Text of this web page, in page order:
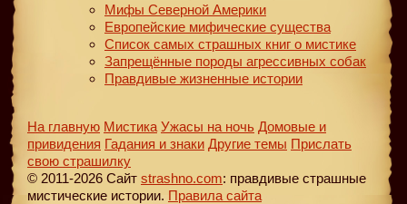
Мифы Северной Америки
Европейские мифические существа
Список самых страшных книг о мистике
Запрещённые породы агрессивных собак
Правдивые жизненные истории
На главную Мистика Ужасы на ночь Домовые и
привидения Гадания и знаки Другие темы Прислать
свою страшилку
© 2011-2026 Сайт strashno.com: правдивые страшные
мистические истории. Правила сайта